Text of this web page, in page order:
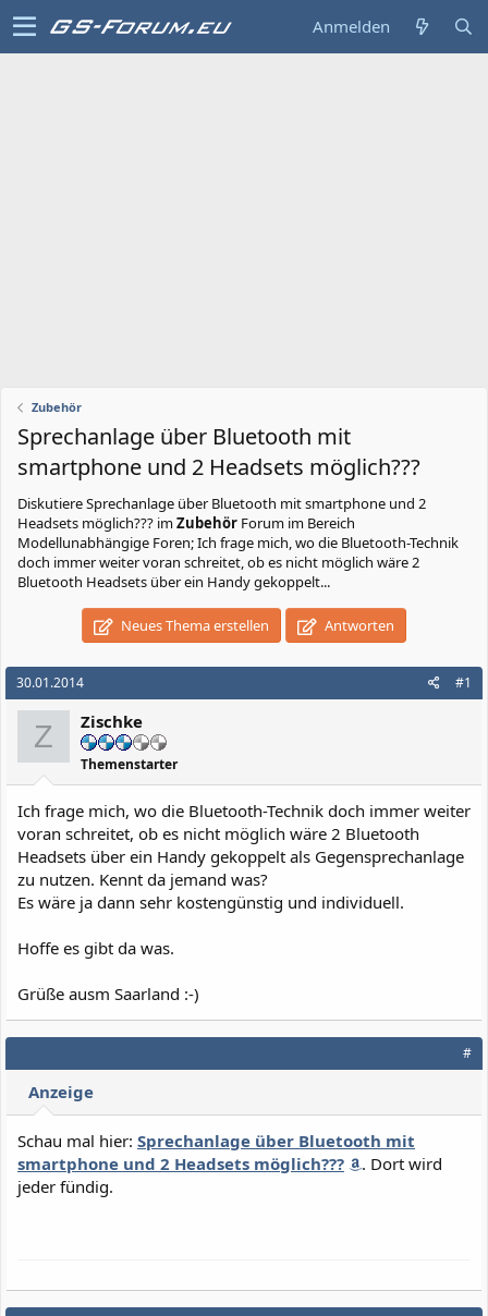
Anmelden
Zubehör
Sprechanlage über Bluetooth mit
smartphone und 2 Headsets möglich???
DiskutiereSprechanlage über Bluetooth mit smartphone und 2
Headsets möglich??? imZubehör Forum im Bereich
Modellunabhängige Foren; Ich frage mich, wo die Bluetooth-Technik
doch immer weiter voran schreitet, ob es nicht möglich wäre 2
Bluetooth Headsets über ein Handy gekoppelt...
Neues Thema erstellen Antworten
30.01.2014 #1
Z Zischke
Themenstarter
Ich frage mich, wo die Bluetooth-Technik doch immer weiter
voran schreitet, ob es nicht möglich wäre 2 Bluetooth
Headsets über ein Handy gekoppelt als Gegensprechanlage
zu nutzen. Kennt da jemand was?
Es wäre ja dann sehr kostengünstig und individuell.
Hoffe es gibt da was.
Grüße ausm Saarland :-)
#
Anzeige
Schau mal hier: Sprechanlage über Bluetooth mit
smartphone und 2 Headsets möglich???
. Dort wird
jeder fündig.